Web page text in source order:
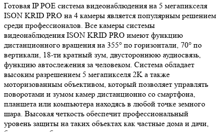
Готовая IP POE система видеонаблюдения на 5 мегапикселя
ISON KRID PRO на 4 камеры является популярным решением
среди профессионалов. Все камеры системы
видеонаблюдения ISON KRID PRO имеют функцию
дистанционного вращения на 355° по горизонтали, 70° по
вертикали, 18-ти кратный зум, двустороннюю аудиосвязь,
функцию автослежения за человеком. Система обладает
высоким разрешением 5 мегапикселя 2K а также
моторизованным объективом, который позволяет управлять
поворотами и зумом камер дистанционно со смартфона,
планшета или компьютера находясь в любой точке земного
шара. Высокая четкость обеспечит профессиональный
уровень защиты на таких объектах как частные дома и дачи,